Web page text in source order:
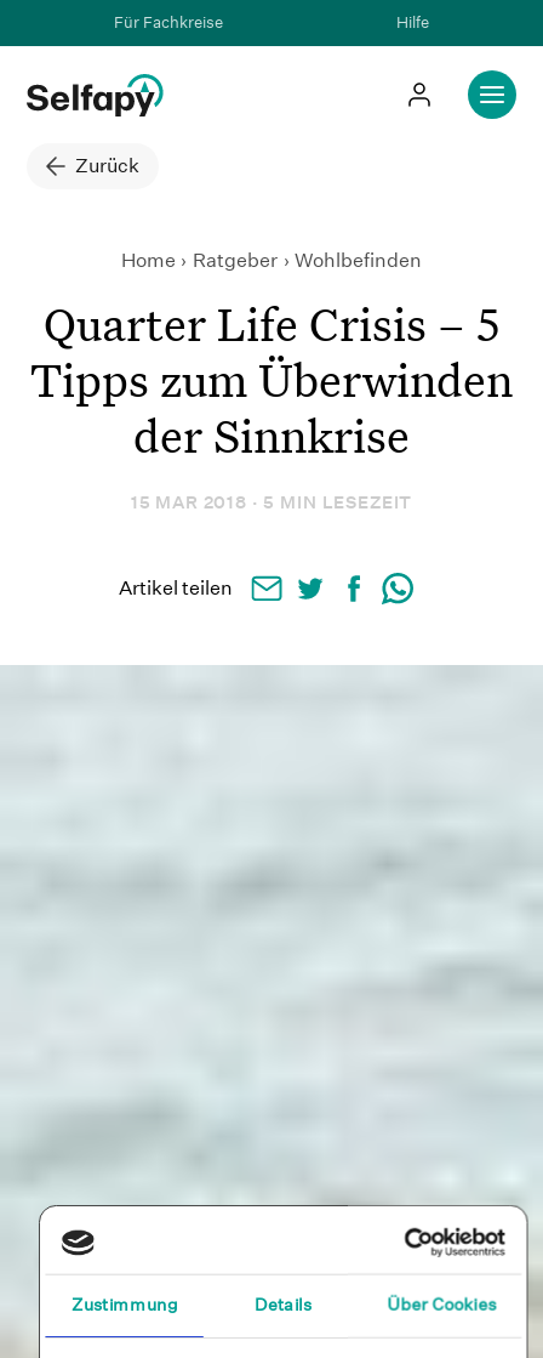
Zustimmung Details Über Cookies
Für Fachkreise Hilfe
Zurück
Home Ratgeber Wohlbefinden
Quarter Life Crisis – 5 Tipps
Quarter Life Crisis – 5
Tipps zum Überwinden
der Sinnkrise
15 MAR 2018 · 5 MIN LESEZEIT
Artikel teilen